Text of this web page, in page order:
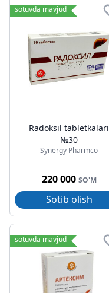
sotuvda mavjud
Radoksil tabletkalari
№30
Synergy Pharmco
220 000 SO'M
Sotib olish
sotuvda mavjud